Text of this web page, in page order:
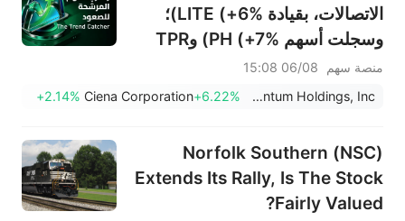
الاتصالات، بقيادة LITE (+6%)؛
وسجلت أسهم PH (+7%) وTPR
(+1.8%) أعلى مستوياتها على
الإطلاق؛ كما اقتربت أسهم XOM
منصة سهم
06/08 15:08
Lumentum Holdings, Inc.
+6.22%
Ciena Corporation
+2.14%
Norfolk Southern (NSC)
Extends Its Rally, Is The Stock
Fairly Valued?